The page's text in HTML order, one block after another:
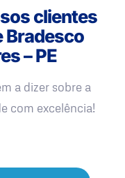
clientes
Bradesco
– PE
a dizer sobre a
com excelência!